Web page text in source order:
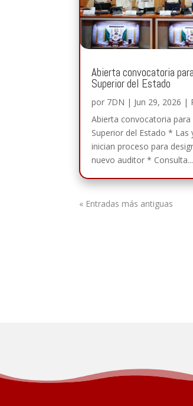
Abierta convocatoria
Superior del Estado
por 7DN | Jun 29, 2026 |
Abierta convocatoria para
Superior del Estado * Las
inician proceso para
nuevo auditor * Consulta...
« Entradas más antiguas